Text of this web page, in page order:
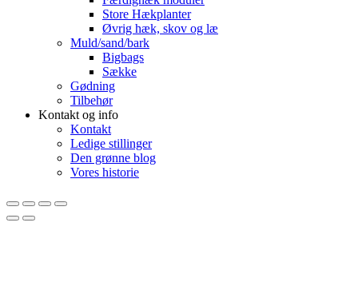
Store Hækplanter
Øvrig hæk, skov og læ
Muld/sand/bark
Bigbags
Sække
Gødning
Tilbehør
Kontakt og info
Kontakt
Ledige stillinger
Den grønne blog
Vores historie